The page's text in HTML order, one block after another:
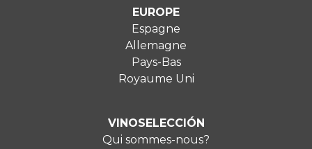
EUROPE
Espagne
Allemagne
Pays-Bas
Royaume Uni
VINOSELECCIÓN
Qui sommes-nous?